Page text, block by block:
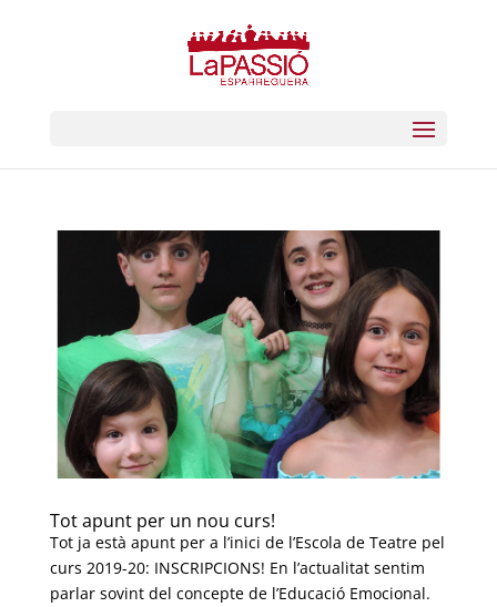
Tot apunt per un nou curs!
Tot ja està apunt per a l’inici de l’Escola de Teatre pel
curs 2019-20: INSCRIPCIONS! En l’actualitat sentim
parlar sovint del concepte de l’Educació Emocional.